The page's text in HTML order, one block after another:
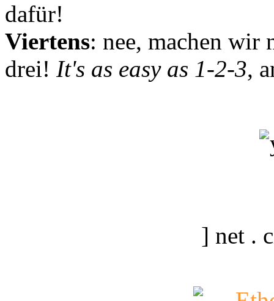
dafür!
Viertens: nee, machen wir
drei! It's as easy as 1-2-3,
] net .